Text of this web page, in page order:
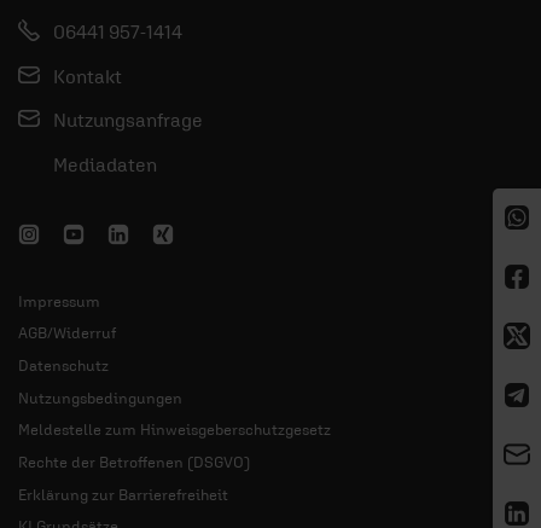
06441 957-1414
Kontakt
Nutzungsanfrage
Mediadaten
Impressum
AGB/Widerruf
Datenschutz
Nutzungsbedingungen
Meldestelle zum Hinweisgeberschutzgesetz
Rechte der Betroffenen (DSGVO)
Erklärung zur Barrierefreiheit